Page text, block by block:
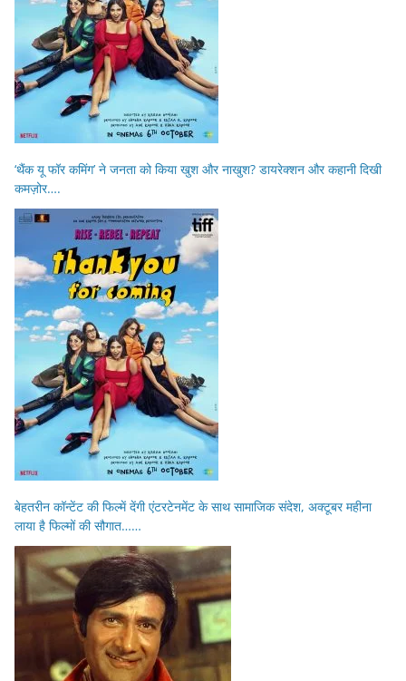
‘थैंक यू फॉर कमिंग’ ने जनता को किया खुश और नाखुश? डायरेक्शन और कहानी दिखी
कमज़ोर….
बेहतरीन कॉन्टेंट की फिल्में देंगी एंटरटेनमेंट के साथ सामाजिक संदेश, अक्टूबर महीना
लाया है फिल्मों की सौगात……